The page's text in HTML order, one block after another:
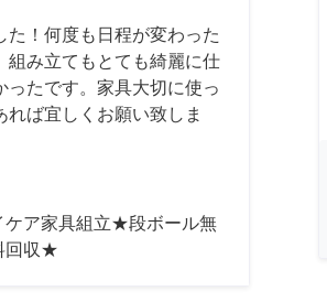
た！何度も日程が変わった
組み立てもとても綺麗に仕
ったです。家具大切に使っ
ば宜しくお願い致しま
ケア家具組立★段ボール無
回収★